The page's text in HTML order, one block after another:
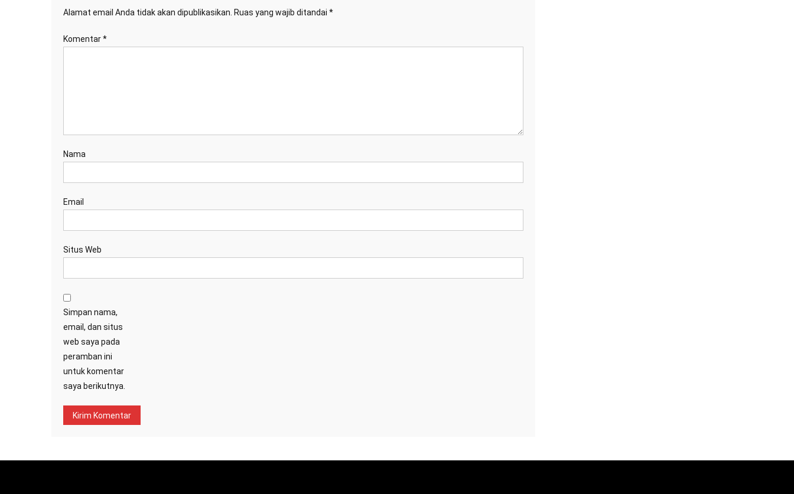
Alamat email Anda tidak akan dipublikasikan. Ruas yang wajib ditandai *
Komentar*
Nama
Email
Situs Web
Simpan nama,
email, dan situs
web saya pada
peramban ini
untuk komentar
saya berikutnya.